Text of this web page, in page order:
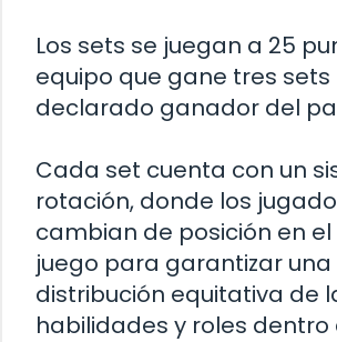
Los sets se juegan a 25
equipo que gane tres
declarado ganador del
Cada set cuenta con un
rotación, donde los
cambian de posición en
juego para garantizar una
distribución equitativa de
habilidades y roles dentro